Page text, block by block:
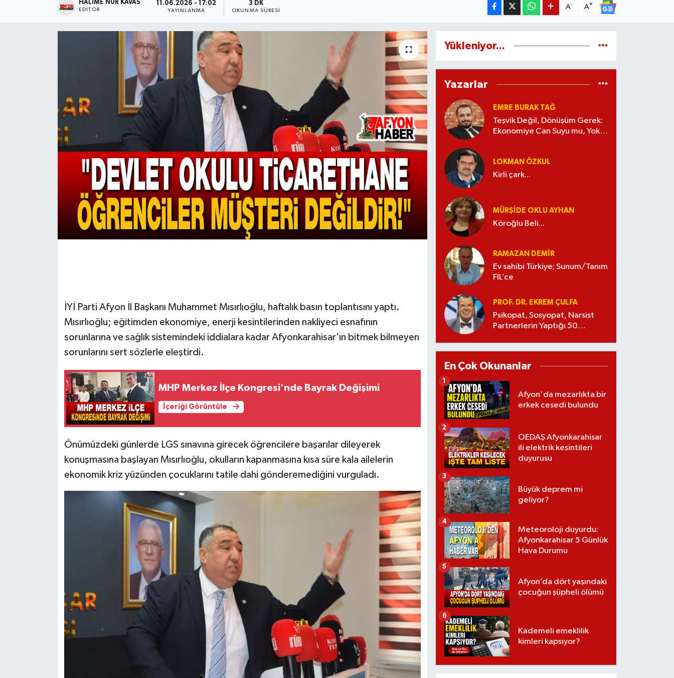
HALIME NUR KAVAS
EDITÖR
11.06.2026 - 17:02
YAYINLANMA
3 DK
OKUNMA SÜRESI
A- A+
İYİ Parti Afyon İl Başkanı Muhammet Mısırlıoğlu, haftalık basın toplantısını yaptı.
Mısırlıoğlu; eğitimden ekonomiye, enerji kesintilerinden nakliyeci esnafının
sorunlarına ve sağlık sistemindeki iddialara kadar Afyonkarahisar'ın bitmek bilmeyen
sorunlarını sert sözlerle eleştirdi.
MHP Merkez İlçe Kongresi'nde Bayrak Değişimi
İçeriği Görüntüle
Önümüzdeki günlerde LGS sınavına girecek öğrencilere başarılar dileyerek
konuşmasına başlayan Mısırlıoğlu, okulların kapanmasına kısa süre kala ailelerin
ekonomik kriz yüzünden çocuklarını tatile dahi gönderemediğini vurguladı.
Yükleniyor...
Yazarlar
EMRE BURAK TAĞ
Teşvik Değil, Dönüşüm Gerek:
Ekonomiye Can Suyu mu, Yoksa
LOKMAN ÖZKUL
Kirli çark...
MÜRŞIDE OKLU AYHAN
Köroğlu Beli...
RAMAZAN DEMİR
Ev sahibi Türkiye; Sunum/Tanım
FİL’ce
PROF. DR. EKREM ÇULFA
Psikopat, Sosyopat, Narsist
Partnerlerin Yaptığı 50
En Çok Okunanlar
Afyon'da mezarlıkta bir
erkek cesedi bulundu
1
OEDAŞ Afyonkarahisar
ili elektrik kesintileri
duyurusu
2
Büyük deprem mi
geliyor?
3
Meteoroloji duyurdu:
Afyonkarahisar 5 Günlük
Hava Durumu
4
Afyon’da dört yaşındaki
çocuğun şüpheli ölümü
5
Kademeli emeklilik
kimleri kapsıyor?
6